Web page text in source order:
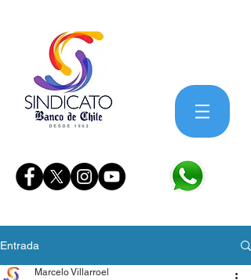
Entrada
Marcelo Villarroel